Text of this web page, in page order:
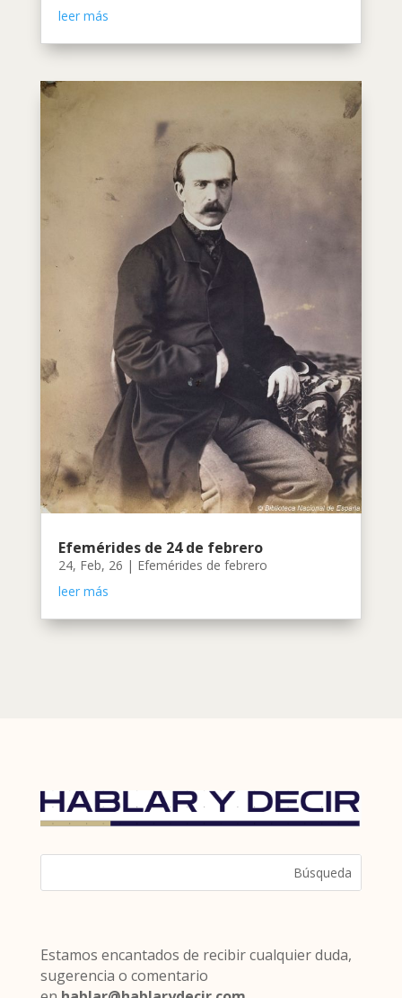
leer más
Efemérides de 24 de febrero
24, Feb, 26 | Efemérides de febrero
leer más
Estamos encantados de recibir cualquier duda,
sugerencia o comentario